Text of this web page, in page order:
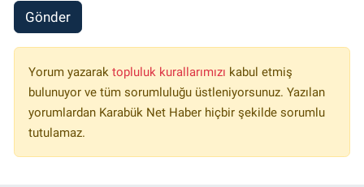
Gönder
Yorum yazarak topluluk kurallarımızı kabul etmiş
bulunuyor ve tüm sorumluluğu üstleniyorsunuz. Yazılan
yorumlardan Karabük Net Haber hiçbir şekilde sorumlu
tutulamaz.